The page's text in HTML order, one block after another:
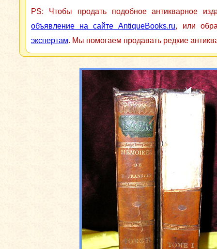
PS: Чтобы продать подобное антикварное
объявление на сайте AntiqueBooks.ru, или
экспертам. Мы помогаем продавать редкие